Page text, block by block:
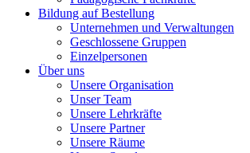
Bildung auf Bestellung
Unternehmen und Verwaltungen
Geschlossene Gruppen
Einzelpersonen
Über uns
Unsere Organisation
Unser Team
Unsere Lehrkräfte
Unsere Partner
Unsere Räume